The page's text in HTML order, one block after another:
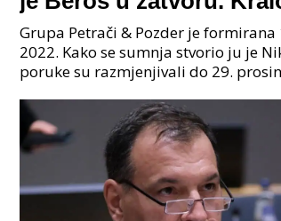
godinama. Tko će iz
sljedeći uhićen?
Grupa Petrači & Pozder je
2022. Kako se sumnja stvorio ju je
poruke su razmjenjivali do 29.